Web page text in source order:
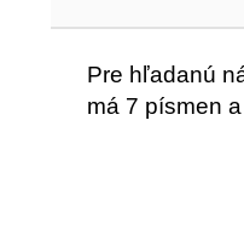
Pre hľadanú
má 7 písmen